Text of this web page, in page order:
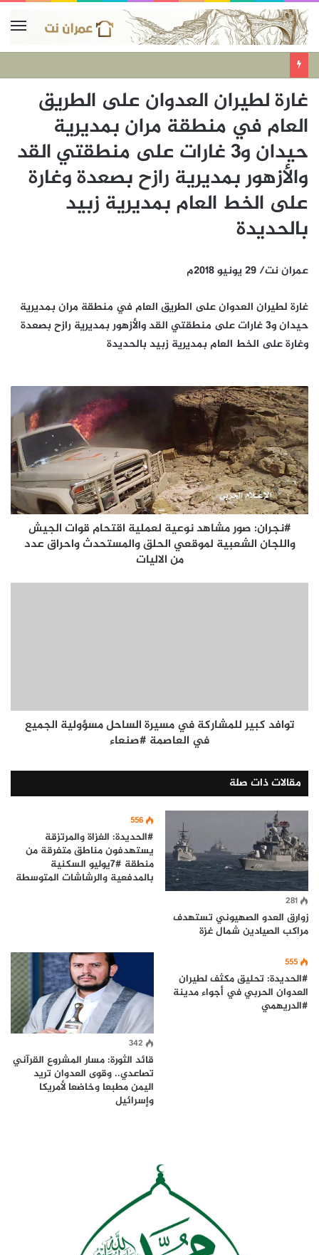
غارة لطيران العدوان على الطريق
العام في منطقة مران بمديرية
حيدان و3 غارات على منطقتي القد
والأزهور بمديرية رازح بصعدة وغارة
على الخط العام بمديرية زبيد
بالحديدة
عمران نت/ 29 يونيو 2018م
غارة لطيران العدوان على الطريق العام في منطقة مران بمديرية
حيدان و3 غارات على منطقتي القد والأزهور بمديرية رازح بصعدة
وغارة على الخط العام بمديرية زبيد بالحديدة
#نجران: صور مشاهد نوعية لعملية اقتحام قوات الجيش
واللجان الشعبية لموقعي الحلق والمستحدث واحراق عدد
من الاليات
توافد كبير للمشاركة في مسيرة الساحل مسؤولية الجميع
في العاصمة #صنعاء
مقالات ذات صلة
281
زوارق العدو الصهيوني تستهدف
مراكب الصيادين شمال غزة
556
#الحديدة: الغزاة والمرتزقة
يستهدفون مناطق متفرقة من
منطقة #7يوليو السكنية
بالمدفعية والرشاشات المتوسطة
555
#الحديدة: تحليق مكثف لطيران
العدوان الحربي في أجواء مدينة
#الدريهمي
342
قائد الثورة: مسار المشروع القرآني
تصاعدي.. وقوى العدوان تريد
اليمن مطبعا وخاضعا لأمريكا
وإسرائيل